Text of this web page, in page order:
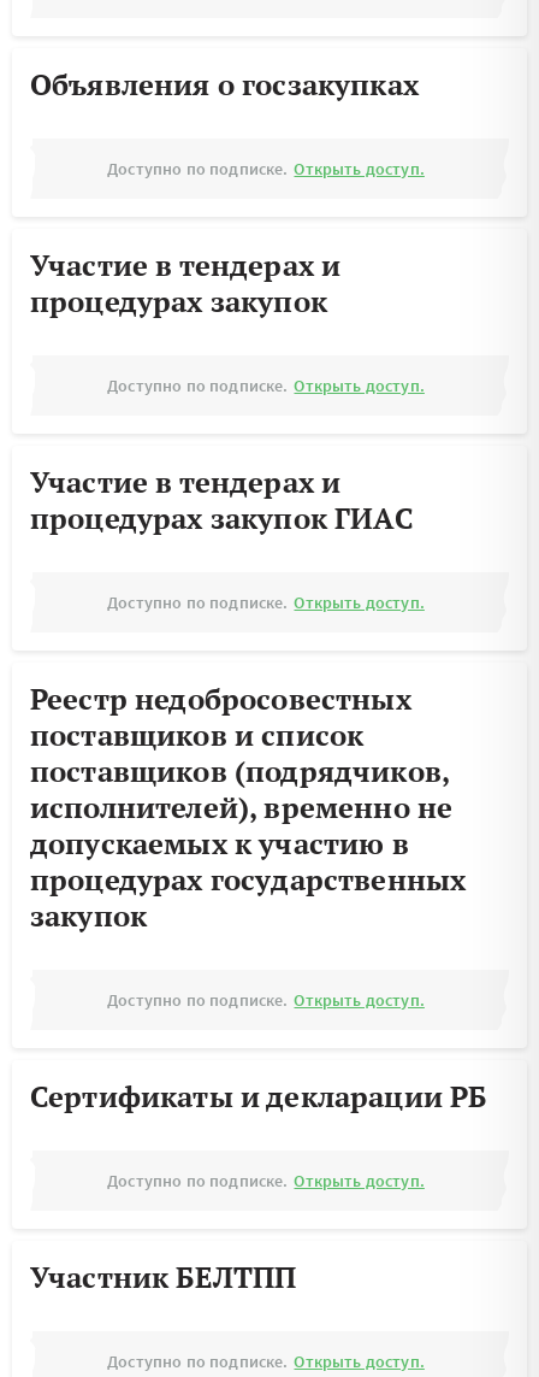
Объявления о госзакупках
Доступно по подписке. Открыть доступ.
Участие в тендерах и
процедурах закупок
Доступно по подписке. Открыть доступ.
Участие в тендерах и
процедурах закупок ГИАС
Доступно по подписке. Открыть доступ.
Реестр недобросовестных
поставщиков и список
поставщиков (подрядчиков,
исполнителей), временно не
допускаемых к участию в
процедурах государственных
закупок
Доступно по подписке. Открыть доступ.
Сертификаты и декларации РБ
Доступно по подписке. Открыть доступ.
Участник БЕЛТПП
Доступно по подписке. Открыть доступ.